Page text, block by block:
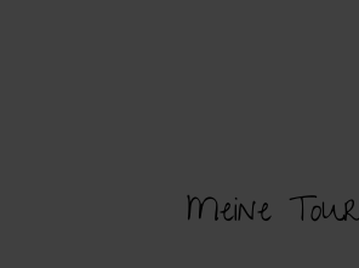
Meine Tour